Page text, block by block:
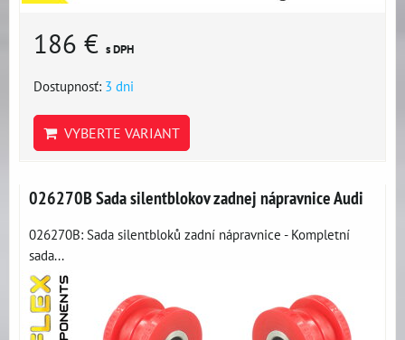
186 € s DPH
Dostupnosť: 3 dni
VYBERTE VARIANT
026270B Sada silentblokov zadnej nápravnice Audi
026270B: Sada silentbloků zadní nápravnice - Kompletní
sada...